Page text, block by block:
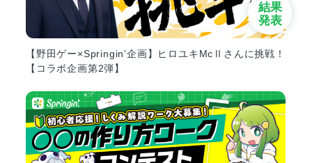
【野田ゲー×Springin’企画】ヒロユキMcⅡさんに挑戦！
【コラボ企画第2弾】
結果
発表